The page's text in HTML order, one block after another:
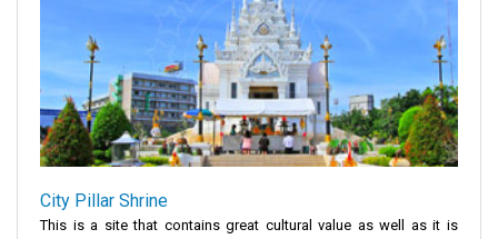
City Pillar Shrine
This is a site that contains great cultural value as well as it is